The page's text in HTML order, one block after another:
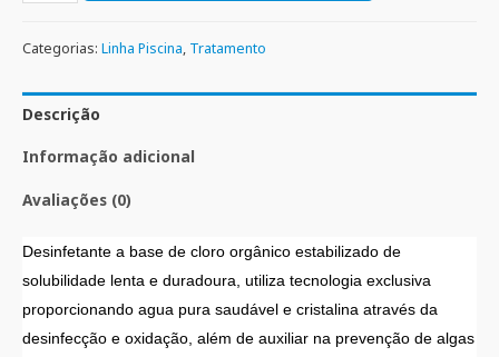
Categorias: Linha Piscina, Tratamento
Descrição
Informação adicional
Avaliações (0)
Desinfetante a base de cloro orgânico estabilizado de
solubilidade lenta e duradoura, utiliza tecnologia exclusiva
proporcionando agua pura saudável e cristalina através da
desinfecção e oxidação, além de auxiliar na prevenção de algas